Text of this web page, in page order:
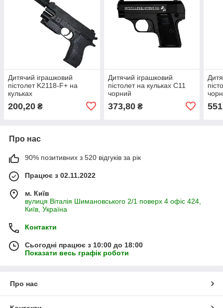
Дитячий іграшковий
пістолет K2118-F+ на
кульках
200,20 ₴
Дитячий іграшковий
пістолет на кульках C11
чорний
373,80₴
Про нас
90% позитивних з 520 відгуків за рік
Працює з 02.11.2022
м. Київ
вулиця Віталія Шимановського 2/1 поверх 4 офіс 424,
Київ, Україна
Контакти
Сьогодні працює з 10:00 до 18:00
Показати весь графік роботи
Про нас